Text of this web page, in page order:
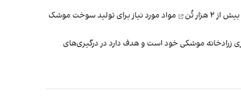
۲ هزار تُن
مواد مورد نیاز برای تولید سوخت موشک
زرادخانه موشکی خود است و هدف دارد در درگیری‌های